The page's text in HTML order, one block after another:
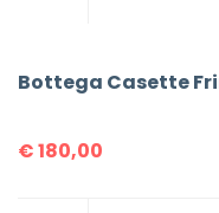
Bottega Casette
€180,00